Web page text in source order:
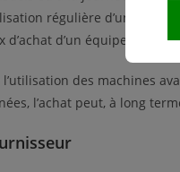
régulière d’un engin
d’un équipement
des machines
l’achat peut, à long